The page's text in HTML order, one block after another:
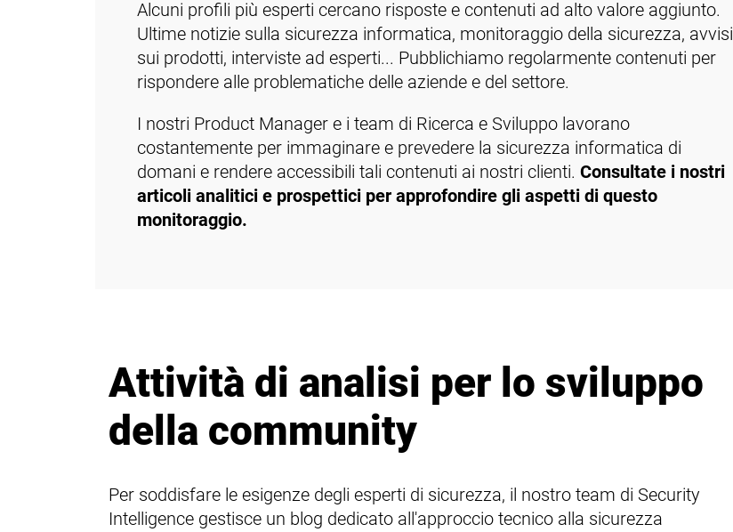
Alcuni profili più esperti cercano risposte e contenuti ad alto valore aggiunto.
Ultime notizie sulla sicurezza informatica, monitoraggio della sicurezza, avvisi
sui prodotti, interviste ad esperti... Pubblichiamo regolarmente contenuti per
rispondere alle problematiche delle aziende e del settore.
I nostri Product Manager e i team di Ricerca e Sviluppo lavorano
costantemente per immaginare e prevedere la sicurezza informatica di
domani e rendere accessibili tali contenuti ai nostri clienti. Consultate i nostri
articoli analitici e prospettici per approfondire gli aspetti di questo
monitoraggio.
Attività di analisi per lo sviluppo
della community
Per soddisfare le esigenze degli esperti di sicurezza, il nostro team di Security
Intelligence gestisce un blog dedicato all'approccio tecnico alla sicurezza